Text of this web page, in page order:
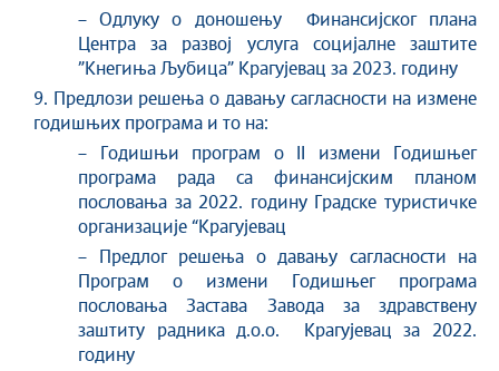
– Oдлуку о доношењу Финансијског плана
Центра за развој услуга социјалне заштите
”Кнегиња Љубица” Крагујевац за 2023. годину
9. Предлози решења о давању сагласности на измене
годишњих програма и то на:
– Годишњи програм о II измени Годишњег
програма рада са финансијским планом
пословања за 2022. годину Градске туристичке
организације “Крагујевац
– Предлог решења о давању сагласности на
Програм о измени Годишњег програма
пословања Застава Завода за здравствену
заштиту радника д.о.о. Крагујевац за 2022.
годину